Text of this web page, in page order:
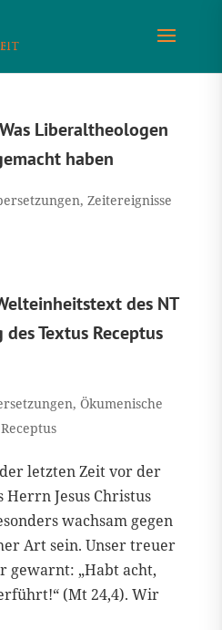
Liberaltheologen
haben
, Zeitereignisse
des NT
Textus Receptus
, Ökumenische
letzten Zeit vor der
Jesus Christus
wachsam gegen
Art sein. Unser treuer
gewarnt: „Habt acht,
(Mt 24,4). Wir